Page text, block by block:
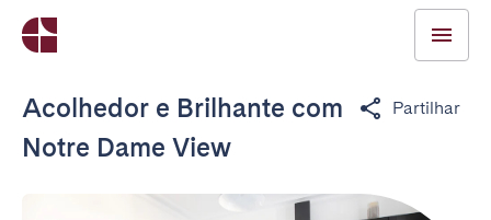
Acolhedor e Brilhante com
Notre Dame View
Partilhar